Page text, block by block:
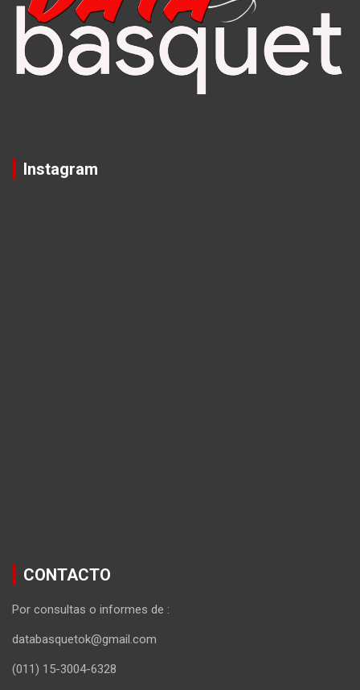
Instagram
CONTACTO
Por consultas o informes de :
databasquetok@gmail.com
(011) 15-3004-6328